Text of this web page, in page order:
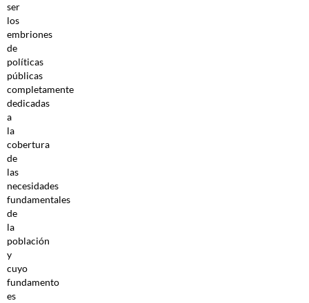
ser
los
embriones
de
políticas
públicas
completamente
dedicadas
a
la
cobertura
de
las
necesidades
fundamentales
de
la
población
y
cuyo
fundamento
es